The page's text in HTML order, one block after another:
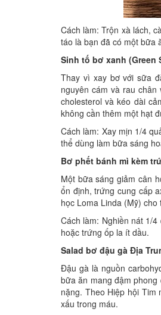
Cách làm: Trộn xà lách,
táo là bạn đã có một bữa
Sinh tố bơ xanh (Green
Thay vì xay bơ với sữa
nguyên cám và rau
cholesterol và kéo dài
không cần thêm một hạt
Cách làm: Xay mịn 1/4
thể dùng làm bữa sáng
Bơ phết bánh mì kèm
Một bữa sáng giảm cân
ổn định, trứng cung cấp
học Loma Linda (Mỹ)
Cách làm: Nghiền nát 1/
hoặc trứng ốp la ít dầu.
Salad bơ đậu gà Địa
Đậu gà là nguồn
bữa ăn mang đậm
nặng. Theo Hiệp hội Tim
xấu trong máu.